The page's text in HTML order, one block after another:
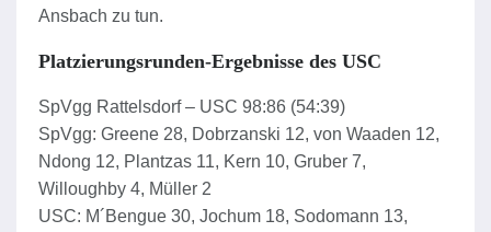
Ansbach zu tun.
Platzierungsrunden-Ergebnisse des USC
SpVgg Rattelsdorf – USC 98:86 (54:39)
SpVgg: Greene 28, Dobrzanski 12, von Waaden 12,
Ndong 12, Plantzas 11, Kern 10, Gruber 7,
Willoughby 4, Müller 2
USC: M´Bengue 30, Jochum 18, Sodomann 13,